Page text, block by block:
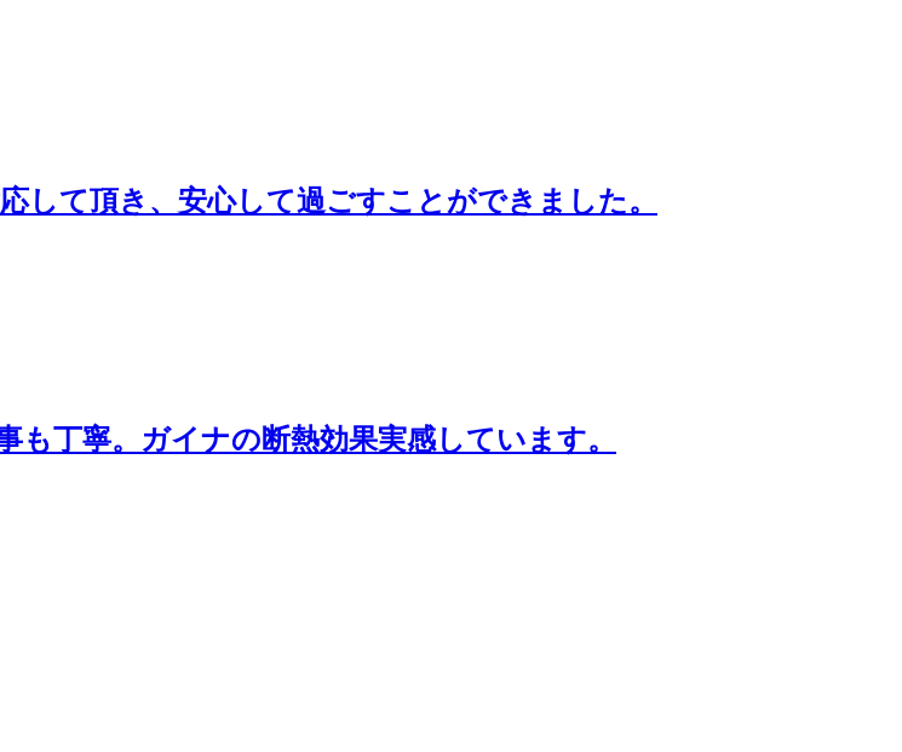
して頂き、安心して過ごすことができました。
丁寧。ガイナの断熱効果実感しています。